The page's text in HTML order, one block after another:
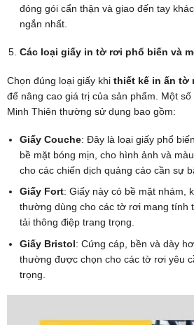
đóng gói cẩn thận và giao đến tay
ngắn nhất.
Các loại giấy in tờ rơi phổ biến và
Chọn đúng loại giấy khi thiết kế in ấn tờ
để nâng cao giá trị của sản phẩm. Một
Minh Thiên thường sử dụng bao gồm:
Giấy Couche: Đây là loại giấy phổ
bề mặt bóng mịn, cho hình ảnh và
cho các chiến dịch quảng cáo cần sự
Giấy Fort: Giấy này có bề mặt nhám,
thường dùng cho các tờ rơi mang tính
tải thông điệp trang trọng.
Giấy Bristol: Cứng cáp, bền và dày
thường được chọn cho các tờ rơi yêu
trọng.